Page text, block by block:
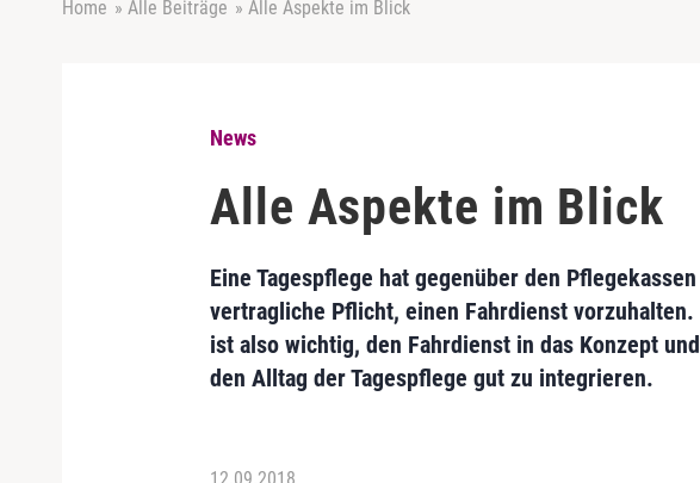
Home » Alle Beiträge » Alle Aspekte im Blick
News
Alle Aspekte im Blick
Eine Tagespflege hat gegenüber den
vertragliche Pflicht, einen Fahrdienst vorzuhalten.
ist also wichtig, den Fahrdienst in das Konzept
den Alltag der Tagespflege gut zu integrieren.